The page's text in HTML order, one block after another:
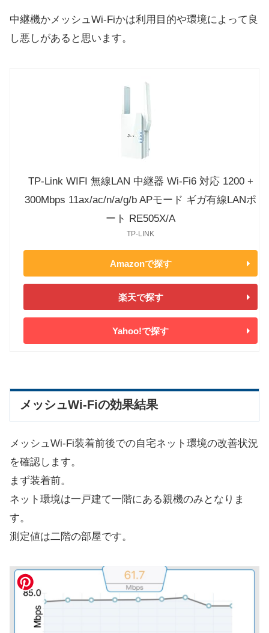
中継機かメッシュWi-Fiかは利用目的や環境によって良
し悪しがあると思います。
TP-Link WIFI 無線LAN 中継器 Wi-Fi6 対応 1200 +
300Mbps 11ax/ac/n/a/g/b APモード ギガ有線LANポ
ート RE505X/A
TP-LINK
Amazonで探す
楽天で探す
Yahoo!で探す
メッシュWi-Fiの効果結果
メッシュWi-Fi装着前後での自宅ネット環境の改善状況
を確認します。
まず装着前。
ネット環境は一戸建て一階にある親機のみとなりま
す。
測定値は二階の部屋です。